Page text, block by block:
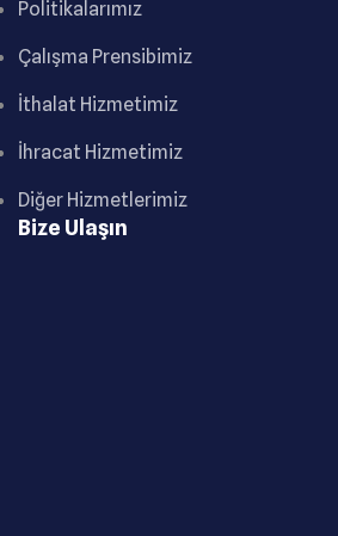
Politikalarımız
Çalışma Prensibimiz
İthalat Hizmetimiz
İhracat Hizmetimiz
Diğer Hizmetlerimiz
Bize Ulaşın